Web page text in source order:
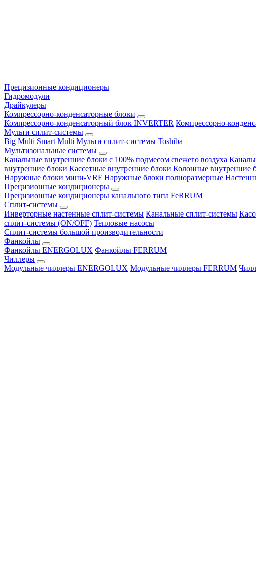
Прецизионные кондиционеры
Гидромодули
Драйкулеры
Компрессорно-конденсаторные блоки
Компрессорно-конденсаторный блок INVERTER Компрессорно-
Мульти сплит-системы
Big Multi Smart Multi Мульти сплит-системы Toshiba
Мультизональные системы
Канальные внутренние блоки с 100% подмесом свежего воздуха
внутренние блоки Кассетные внутренние блоки Колонные внутренние
Наружные блоки мини-VRF Наружные блоки полноразмерные
Прецизионные кондиционеры
Прецизионные кондиционеры канального типа FeRRUM
Сплит-системы
Инверторные настенные сплит-системы Канальные сплит-системы
сплит-системы (ON/OFF) Тепловые насосы
Сплит-системы большой производительности
Фанкойлы
Фанкойлы ENERGOLUX Фанкойлы FERRUM
Чиллеры
Модульные чиллеры ENERGOLUX Модульные чиллеры FERRUM